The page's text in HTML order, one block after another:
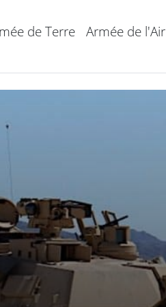
de Terre Armée de l'Air